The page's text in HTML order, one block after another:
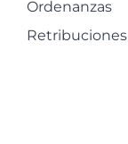
Ordenanzas
Retribuciones